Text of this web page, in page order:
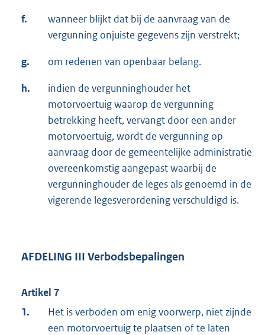
f.
wanneer blijkt dat bij de aanvraag van de
vergunning onjuiste gegevens zijn verstrekt;
g. om redenen van openbaar belang.
h.
indien de vergunninghouder het
motorvoertuig waarop de vergunning
betrekking heeft, vervangt door een ander
motorvoertuig, wordt de vergunning op
aanvraag door de gemeentelijke administratie
overeenkomstig aangepast waarbij de
vergunninghouder de leges als genoemd in de
vigerende legesverordening verschuldigd is.
AFDELING III Verbodsbepalingen
Artikel 7
1.
Het is verboden om enig voorwerp, niet zijnde
een motorvoertuig te plaatsen of te laten